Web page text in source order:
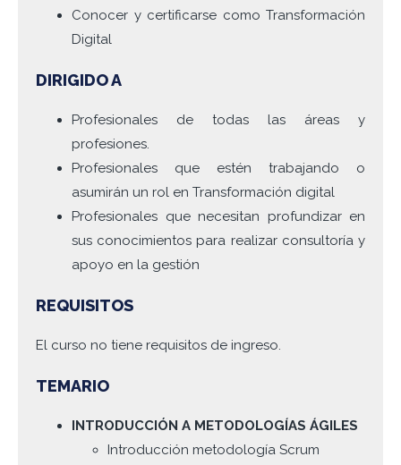
Conocer y certificarse como Transformación
Digital
DIRIGIDO A
Profesionales de todas las áreas y
profesiones.
Profesionales que estén trabajando o
asumirán un rol en Transformación digital
Profesionales que necesitan profundizar en
sus conocimientos para realizar consultoría y
apoyo en la gestión
REQUISITOS
El curso no tiene requisitos de ingreso.
TEMARIO
INTRODUCCIÓN A METODOLOGÍAS ÁGILES
Introducción metodología Scrum